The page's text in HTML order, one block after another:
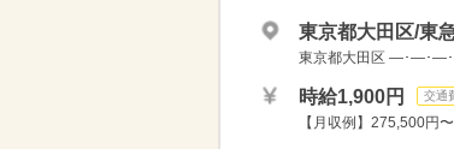
東京都大田区/東
東京都大田区 ―･―･
時給1,900円 交通
【月収例】275,500